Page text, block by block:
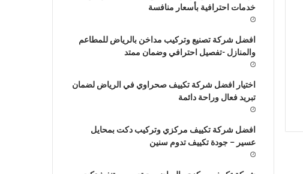
خدمات احترافية بأسعار منافسة
افضل شركة تصنيع وتركيب مداخن بالرياض للمطاعم
والمنازل -تفصيل احترافي وضمان ممتد
اختيار افضل شركة تكييف صحراوي في الرياض لضمان
تبريد فعال وراحة دائمة
افضل شركة تكييف مركزي وتركيب دكت بمحايل
عسير – جودة تكييف تدوم سنين